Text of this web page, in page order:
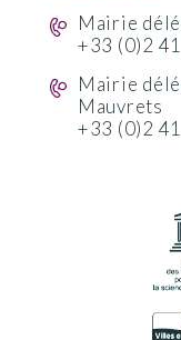
Mairie
+33 (0)2
Mairie
Mauvrets
+33 (0)2